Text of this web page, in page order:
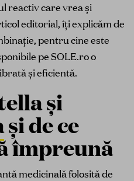
reactiv care vrea și
editorial, îți explicăm de
pentru cine este
pe SOLE.ro o
și eficientă.
și
și de ce
împreună
medicinală folosită de